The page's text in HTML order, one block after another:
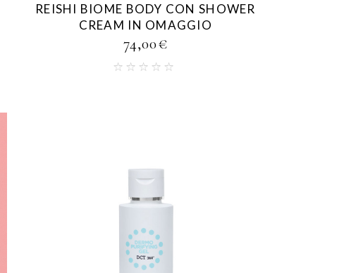
REISHI BIOME BODY CON SHOWER
CREAM IN OMAGGIO
74,00€